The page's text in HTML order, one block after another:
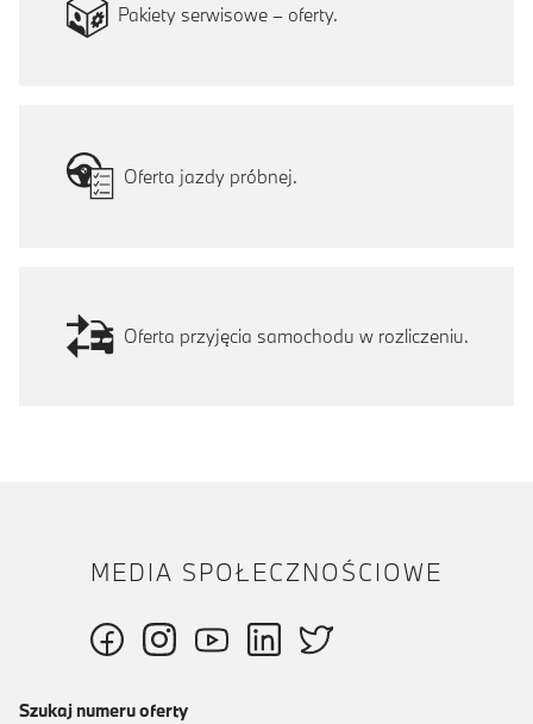
Pakiety serwisowe – oferty.
Oferta jazdy próbnej.
Oferta przyjęcia samochodu w rozliczeniu.
MEDIA SPOŁECZNOŚCIOWE
Szukaj numeru oferty